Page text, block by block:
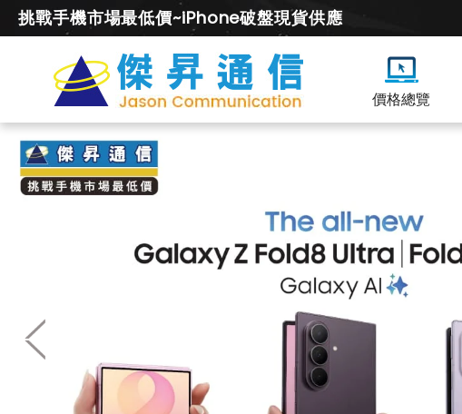
挑戰手機市場最低價~iPhone破盤現貨供應
價格總覽